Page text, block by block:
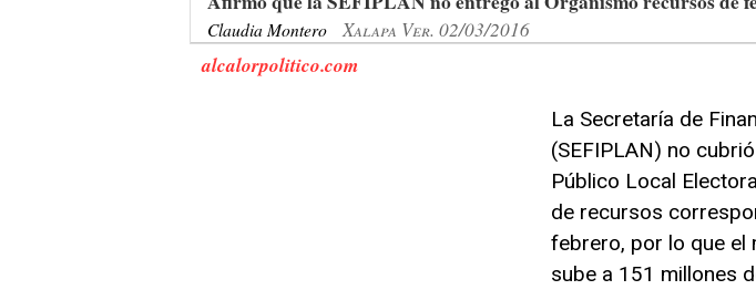
Claudia Montero Xalapa Ver. 02/03/2016
alcalorpolitico.com
La Secretaría de
(SEFIPLAN) no
Público Local
de recursos
febrero, por lo que el
sube a 151 millones